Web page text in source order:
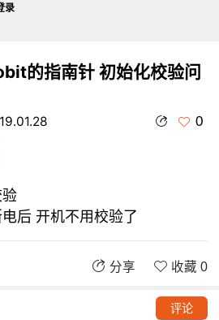
的指南针 初始化校验问
0
后 开机不用校验了
分享 收藏 0
评论
录